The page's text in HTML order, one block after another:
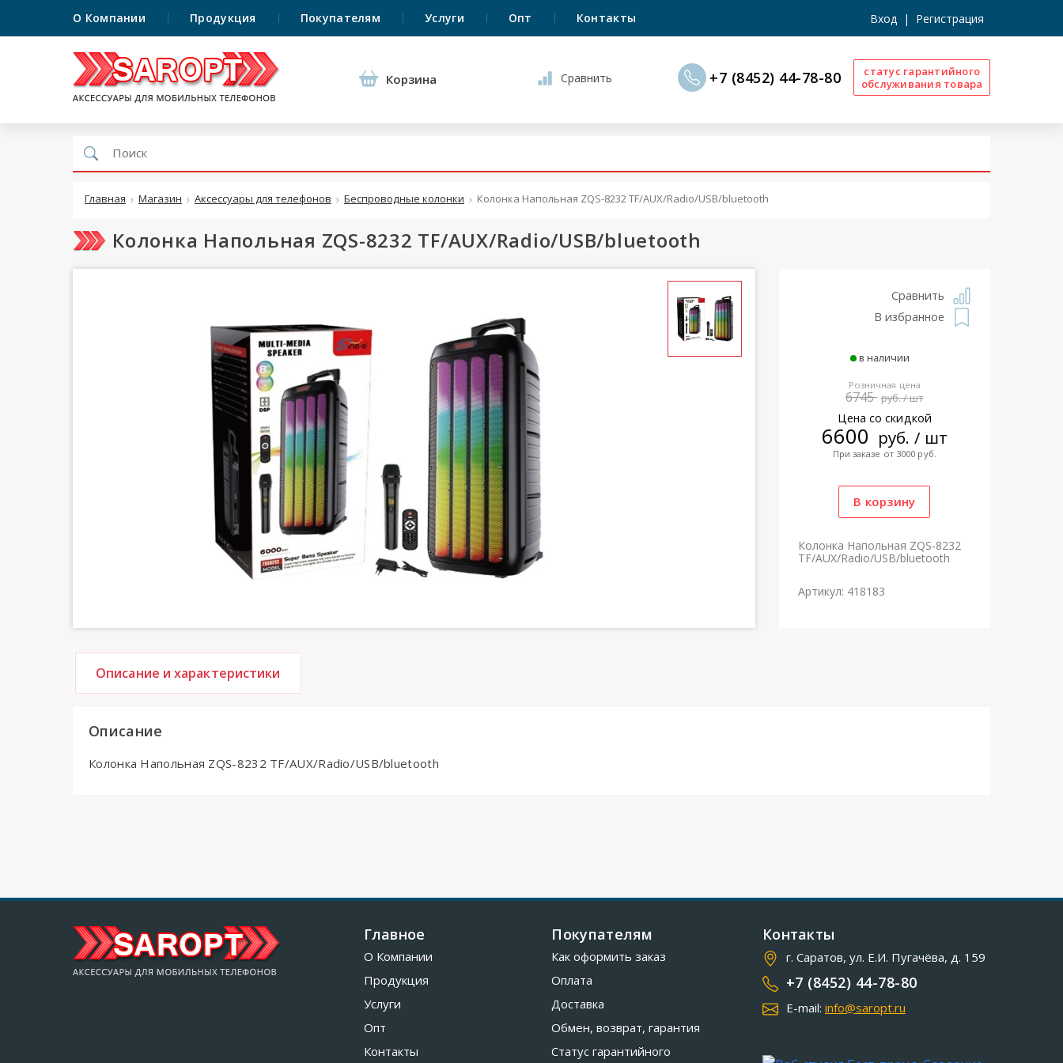
О Компании Продукция Покупателям Услуги Опт Контакты Вход | Регистрация
Корзина Сравнить +7 (8452) 44-78-80
статус гарантийного
обслуживания товара
Главная Магазин Аксессуары для телефонов Беспроводные колонки Колонка Напольная ZQS-8232 TF/AUX/Radio/USB/bluetooth
Колонка Напольная ZQS-8232 TF/AUX/Radio/USB/bluetooth
Сравнить
В избранное
в наличии
Розничная цена
6745 руб. / шт
Цена со скидкой
6600 руб. / шт
При заказе от 3000 руб.
Колонка Напольная ZQS-8232
TF/AUX/Radio/USB/bluetooth
Артикул: 418183
Описание и характеристики
Описание
Колонка Напольная ZQS-8232 TF/AUX/Radio/USB/bluetooth
Главное
О Компании
Продукция
Услуги
Опт
Контакты
Покупателям
Как оформить заказ
Оплата
Доставка
Обмен, возврат, гарантия
Статус гарантийного
Контакты
г. Саратов, ул. Е.И. Пугачёва, д. 159
+7 (8452) 44-78-80
E-mail: info@saropt.ru